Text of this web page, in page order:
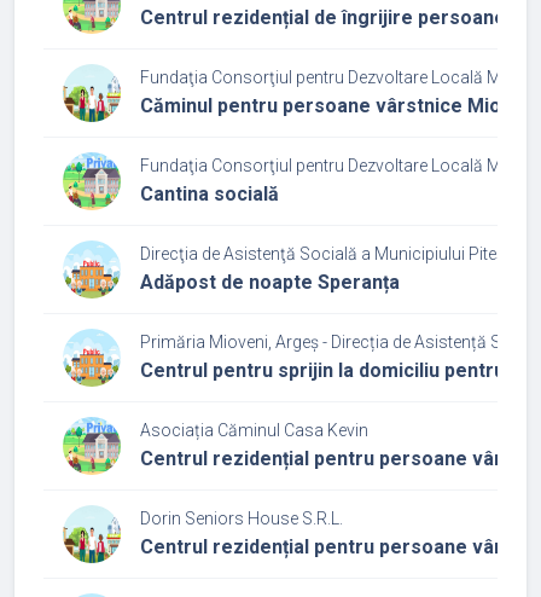
Centrul rezidențial de îngrijire persoane
Fundaţia Consorţiul pentru Dezvoltare Locală
Căminul pentru persoane vârstnice Mioveni
Fundaţia Consorţiul pentru Dezvoltare Locală
Cantina socială
Direcţia de Asistenţă Socială a Municipiului Piteşti
Adăpost de noapte Speranța
Primăria Mioveni, Argeș - Direcția de Asistență
Centrul pentru sprijin la domiciliu pentru
Asociația Căminul Casa Kevin
Centrul rezidențial pentru persoane
Dorin Seniors House S.R.L.
Centrul rezidențial pentru persoane